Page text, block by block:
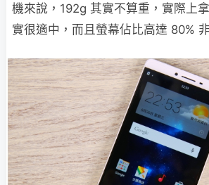
機來說，192g 其實不算重，實際上
實很適中，而且螢幕佔比高達 80%